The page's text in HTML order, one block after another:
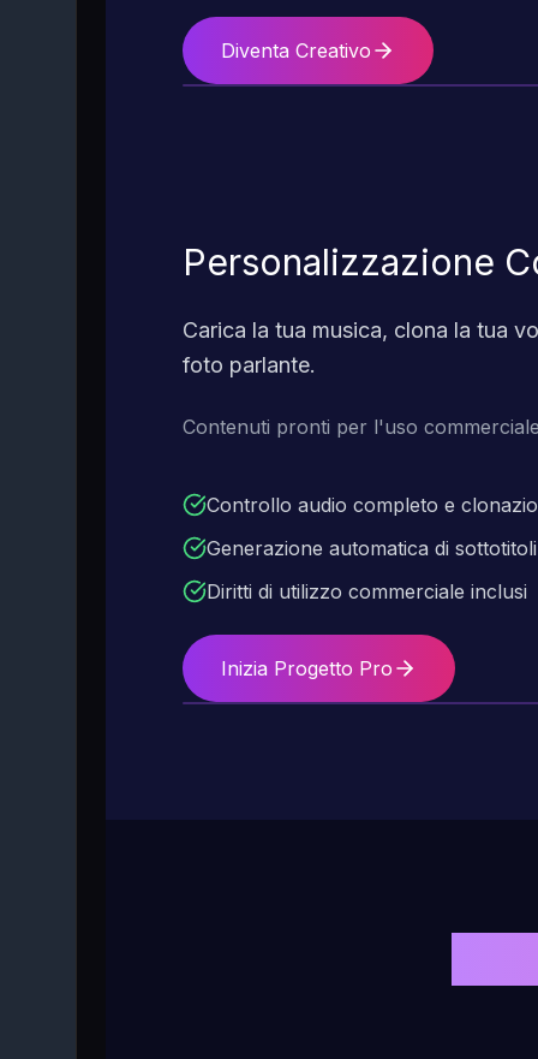
Diventa Creativo
Personalizzazione
Carica la tua musica, clona la tua
foto parlante.
Contenuti pronti per l'uso
Controllo audio completo e
Generazione automatica di sottotitoli
Diritti di utilizzo commerciale inclusi
Inizia Progetto Pro